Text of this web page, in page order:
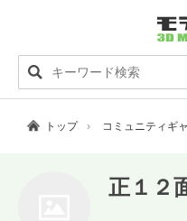
トップ コミュニティギ
正１２